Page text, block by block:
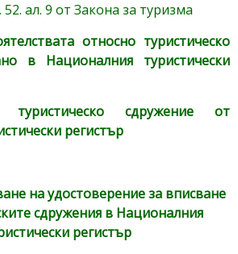
ал. 9 от Закона за туризма
относно туристическо
в Националния туристически
туристическо сдружение от
регистър
на удостоверение за вписване
сдружения в Националния
регистър